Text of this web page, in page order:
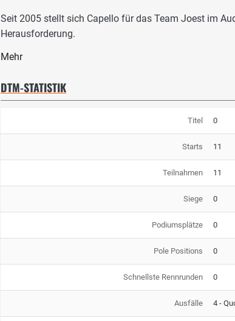
Seit 2005 stellt sich Capello für das Team Joest im
Herausforderung.
Mehr
DTM-STATISTIK
Titel 0
Starts 11
Teilnahmen 11
Siege 0
Podiumsplätze 0
Pole Positions 0
Schnellste Rennrunden 0
Ausfälle 4 -